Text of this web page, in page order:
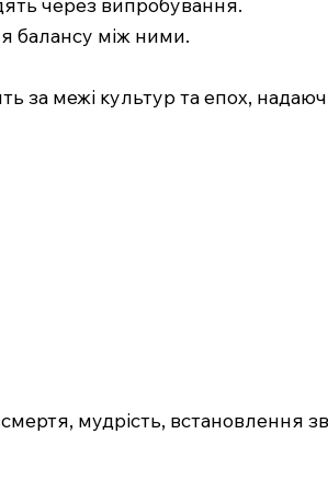
балансу між ними.
за межі культур та епох,
мудрість, встановлення